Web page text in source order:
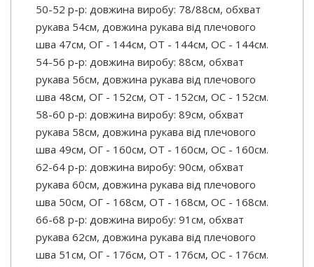
50-52 р-р: довжина виробу: 78/88см, обхват
рукава 54см, довжина рукава від плечового
шва 47см, ОГ - 144см, ОТ - 144см, OC - 144см.
54-56 р-р: довжина виробу: 88см, обхват
рукава 56см, довжина рукава від плечового
шва 48см, ОГ - 152см, ОТ - 152см, OC - 152см.
58-60 р-р: довжина виробу: 89см, обхват
рукава 58см, довжина рукава від плечового
шва 49см, ОГ - 160см, ОТ - 160см, OC - 160см.
62-64 р-р: довжина виробу: 90см, обхват
рукава 60см, довжина рукава від плечового
шва 50см, ОГ - 168см, ОТ - 168см, OC - 168см.
66-68 р-р: довжина виробу: 91см, обхват
рукава 62см, довжина рукава від плечового
шва 51см, ОГ - 176см, ОТ - 176см, OC - 176см.